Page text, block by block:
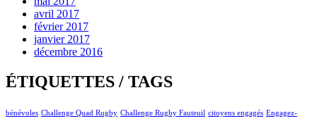
avril 2017
février 2017
janvier 2017
décembre 2016
ÉTIQUETTES / TAGS
bénévoles Challenge Quad Rugby Challenge Rugby Fauteuil citoyens engagés Engagez-